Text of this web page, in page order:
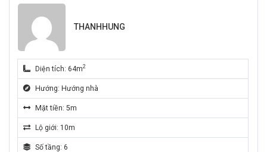
THANHHUNG
Diện tích: 64m2
Hướng: Hướng nhà
Mặt tiền: 5m
Lộ giới: 10m
Số tầng: 6